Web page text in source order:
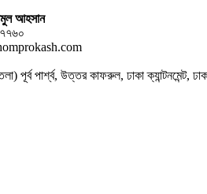
আহসান
পূর্ব পার্শ্ব, উত্তর কাফরুল, ঢাকা ক্যান্টনমেন্ট,